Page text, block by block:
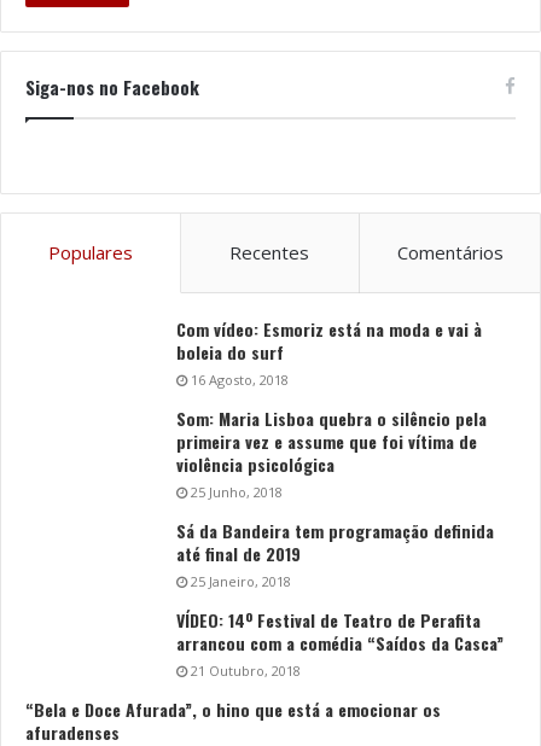
Siga-nos no Facebook
Populares Recentes Comentários
Com vídeo: Esmoriz está na moda e vai à
boleia do surf
16 Agosto, 2018
Som: Maria Lisboa quebra o silêncio pela
primeira vez e assume que foi vítima de
violência psicológica
25 Junho, 2018
Sá da Bandeira tem programação definida
até final de 2019
25 Janeiro, 2018
VÍDEO: 14º Festival de Teatro de Perafita
arrancou com a comédia “Saídos da Casca”
21 Outubro, 2018
“Bela e Doce Afurada”, o hino que está a emocionar os
afuradenses